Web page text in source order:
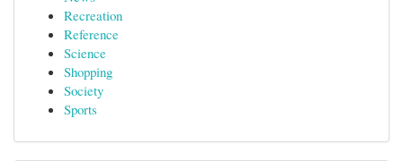
Recreation
Reference
Science
Shopping
Society
Sports